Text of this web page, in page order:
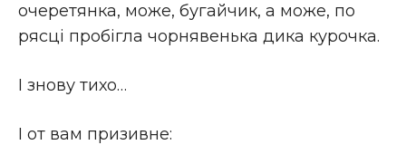
очеретянка, може, бугайчик, а може, по
рясцi пробiгла чорнявенька дика курочка.
I знову тихо…
I от вам призивне: